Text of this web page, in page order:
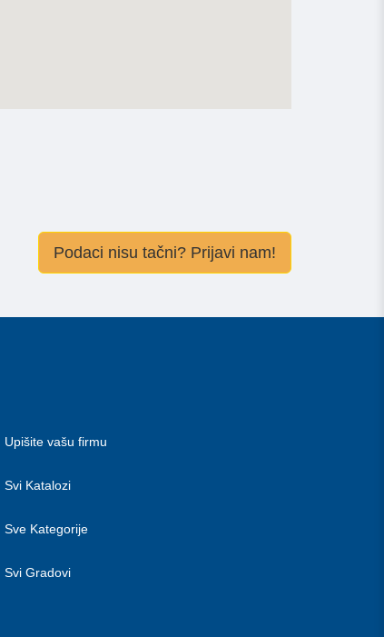
Podaci nisu tačni? Prijavi nam!
Upišite vašu firmu
Svi Katalozi
Sve Kategorije
Svi Gradovi